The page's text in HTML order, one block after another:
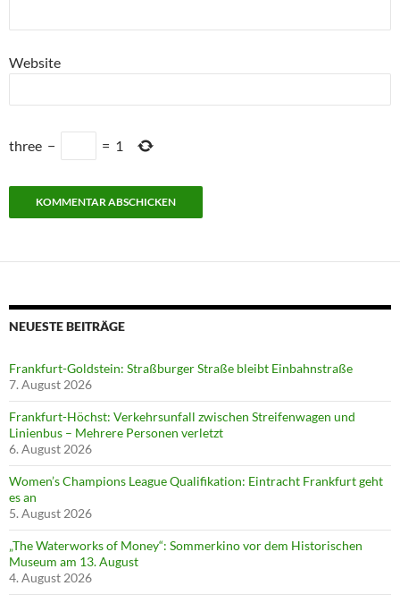
Website
three − = 1
NEUESTE BEITRÄGE
Frankfurt-Goldstein: Straßburger Straße bleibt Einbahnstraße
7. August 2026
Frankfurt-Höchst: Verkehrsunfall zwischen Streifenwagen und
Linienbus – Mehrere Personen verletzt
6. August 2026
Women’s Champions League Qualifikation: Eintracht Frankfurt geht
es an
5. August 2026
„The Waterworks of Money“: Sommerkino vor dem Historischen
Museum am 13. August
4. August 2026